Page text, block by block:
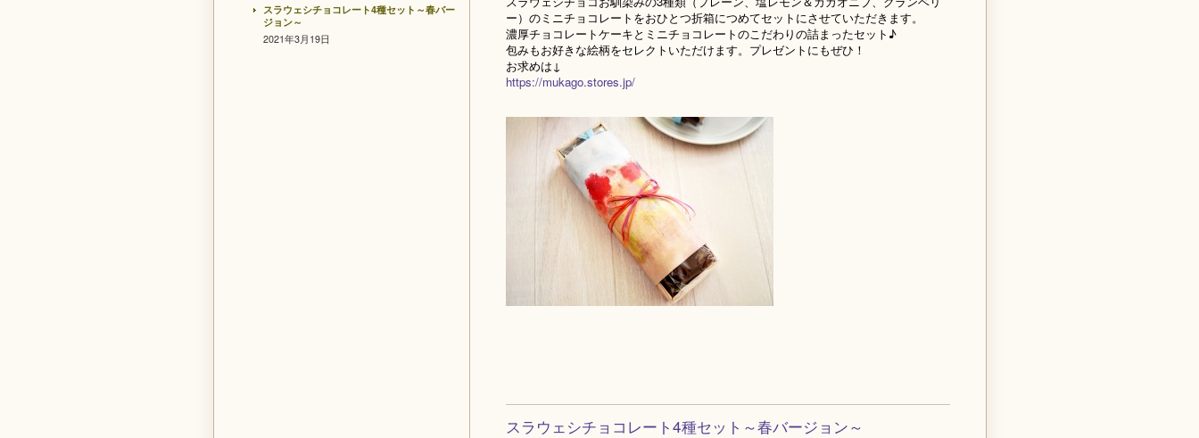
ー）のミニチョコレートをおひとつ折箱につめてセットにさせていただきます。
濃厚チョコレートケーキとミニチョコレートのこだわりの詰まったセット♪
包みもお好きな絵柄をセレクトいただけます。プレゼントにもぜひ！
お求めは↓
https://mukago.stores.jp/
スラウェシチョコレート4種セット～春バージョン～
スラウェシチョコレート4種セット～春バー
ジョン～
2021年3月19日